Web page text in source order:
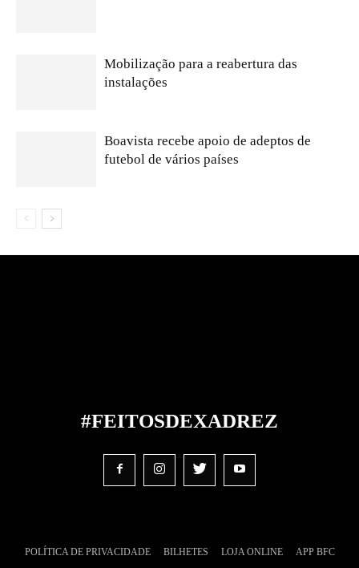
Mobilização para a reabertura das
instalações
Boavista recebe apoio de adeptos de
futebol de vários países
#FEITOSDEXADREZ
POLÍTICA DE PRIVACIDADE BILHETES LOJA ONLINE APP BFC